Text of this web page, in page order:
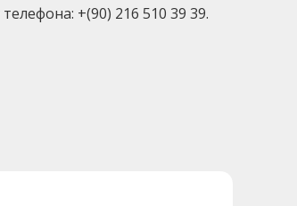
+(90) 216 510 39 39.